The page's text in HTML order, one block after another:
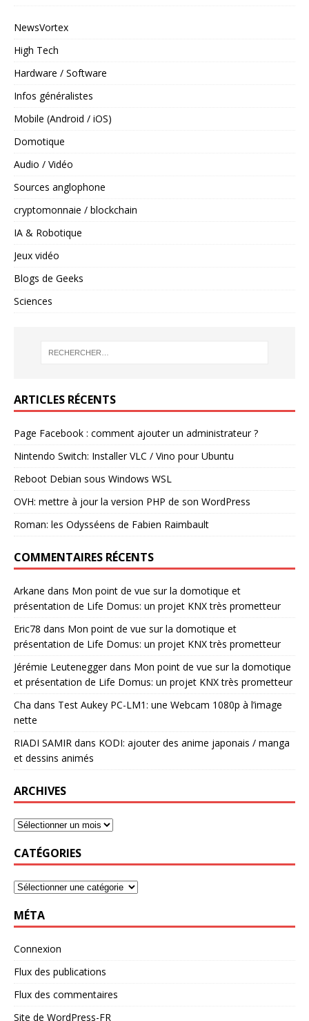
NewsVortex
High Tech
Hardware / Software
Infos généralistes
Mobile (Android / iOS)
Domotique
Audio / Vidéo
Sources anglophone
cryptomonnaie / blockchain
IA & Robotique
Jeux vidéo
Blogs de Geeks
Sciences
ARTICLES RÉCENTS
Page Facebook : comment ajouter un administrateur ?
Nintendo Switch: Installer VLC / Vino pour Ubuntu
Reboot Debian sous Windows WSL
OVH: mettre à jour la version PHP de son WordPress
Roman: les Odysséens de Fabien Raimbault
COMMENTAIRES RÉCENTS
Arkane dans Mon point de vue sur la domotique et
présentation de Life Domus: un projet KNX très prometteur
Eric78 dans Mon point de vue sur la domotique et
présentation de Life Domus: un projet KNX très prometteur
Jérémie Leuteneggerdans Mon point de vue sur la domotique
et présentation de Life Domus: un projet KNX très prometteur
Cha dans Test Aukey PC-LM1: une Webcam 1080p à l’image
nette
RIADI SAMIR dans KODI: ajouter des anime japonais / manga
et dessins animés
ARCHIVES
CATÉGORIES
MÉTA
Connexion
Flux des publications
Flux des commentaires
Site de WordPress-FR